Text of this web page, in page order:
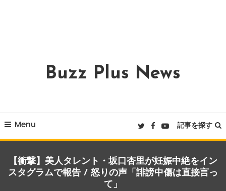
Buzz Plus News
Menu 記事を探す
【衝撃】美人タレント・坂口杏里が妊娠中絶をイン
スタグラムで報告 / 怒りの声「誹謗中傷は直接言っ
て」